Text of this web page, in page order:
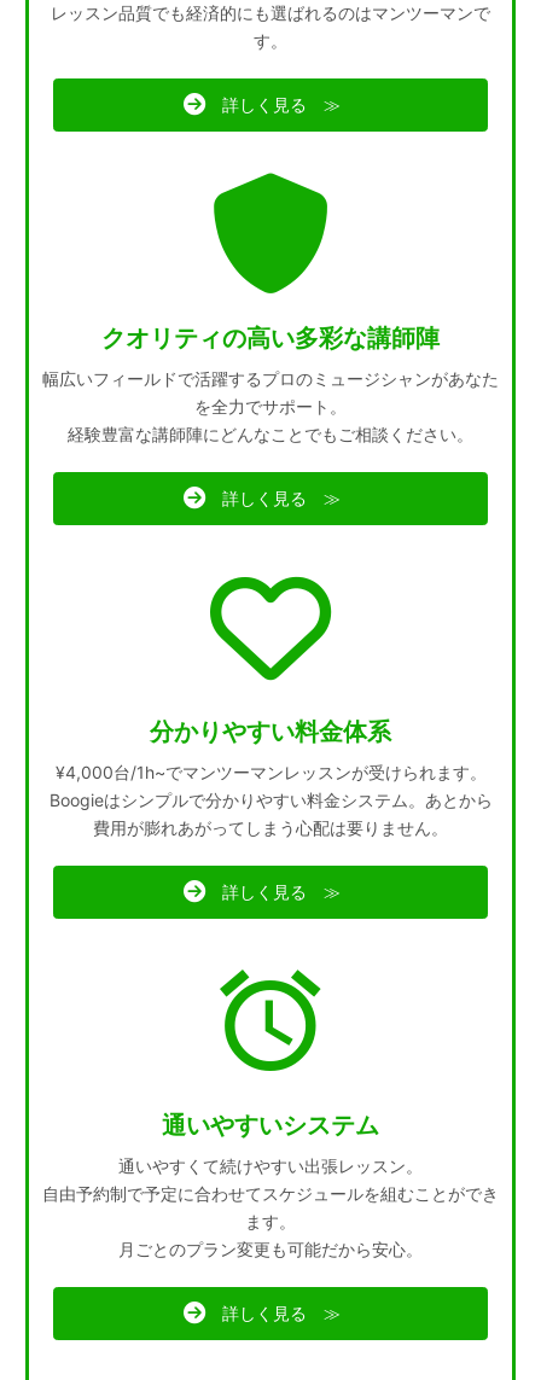
レッスン品質でも経済的にも選ばれるのはマンツーマンで
す。
詳しく見る ≫
クオリティの高い多彩な講師陣
幅広いフィールドで活躍するプロのミュージシャンがあなた
を全力でサポート。
経験豊富な講師陣にどんなことでもご相談ください。
詳しく見る ≫
分かりやすい料金体系
¥4,000台/1h~でマンツーマンレッスンが受けられます。
Boogieはシンプルで分かりやすい料金システム。あとから
費用が膨れあがってしまう心配は要りません。
詳しく見る ≫
通いやすいシステム
通いやすくて続けやすい出張レッスン。
自由予約制で予定に合わせてスケジュールを組むことができ
ます。
月ごとのプラン変更も可能だから安心。
詳しく見る ≫